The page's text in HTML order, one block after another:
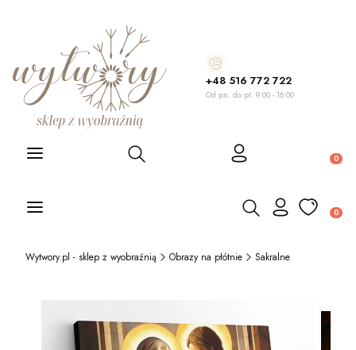
+48 516 772 722
Od pn. do pt. 9:00 - 16:00
Otwórz wyszukiwarkę
Otwórz wyszukiwarkę
Wytwory.pl - sklep z wyobraźnią Obrazy na płótnie Sakralne